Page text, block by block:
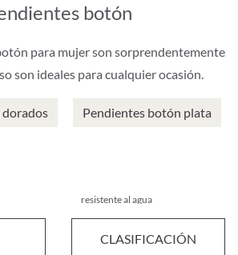
botón
para mujer son sorprendentemente
son ideales para cualquier ocasión.
Pendientes botón plata
CLASIFICACIÓN
Spark
resistente al agua
Pendientes - Tiny Pearl
12,95 €*